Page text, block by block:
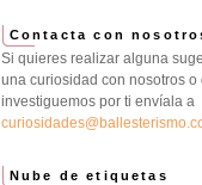
Contacta con
Si quieres realizar alguna
una curiosidad con nosotros o
investiguemos por ti envíala a
Nube de etiquetas